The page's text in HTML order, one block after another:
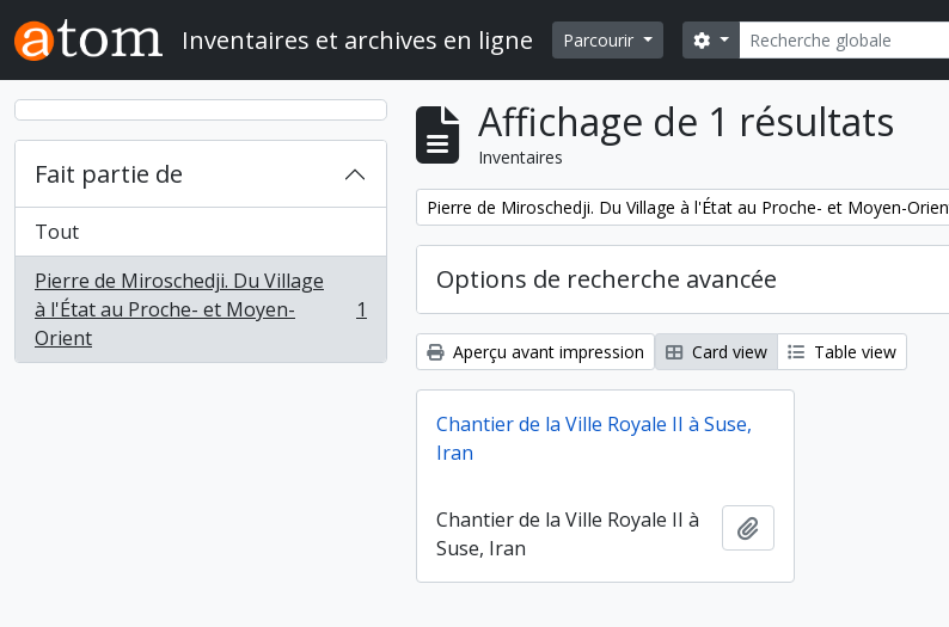
Skip to main content
Inventaires et archives en ligne Parcourir Rechercher
Search options
Fait partie de
Tout
Pierre de Miroschedji. Du Village
à l'État au Proche- et Moyen-
Orient
, 1 résultats 1
Affichage de 1 résultats
Inventaires
Remove filter:
Pierre de Miroschedji. Du Village à l'État au Proche- et Moyen-
Options de recherche avancée
Aperçu avant impression Card view Table view
Chantier de la Ville Royale II à Suse,
Iran
Chantier de la Ville Royale II à
Suse, Iran